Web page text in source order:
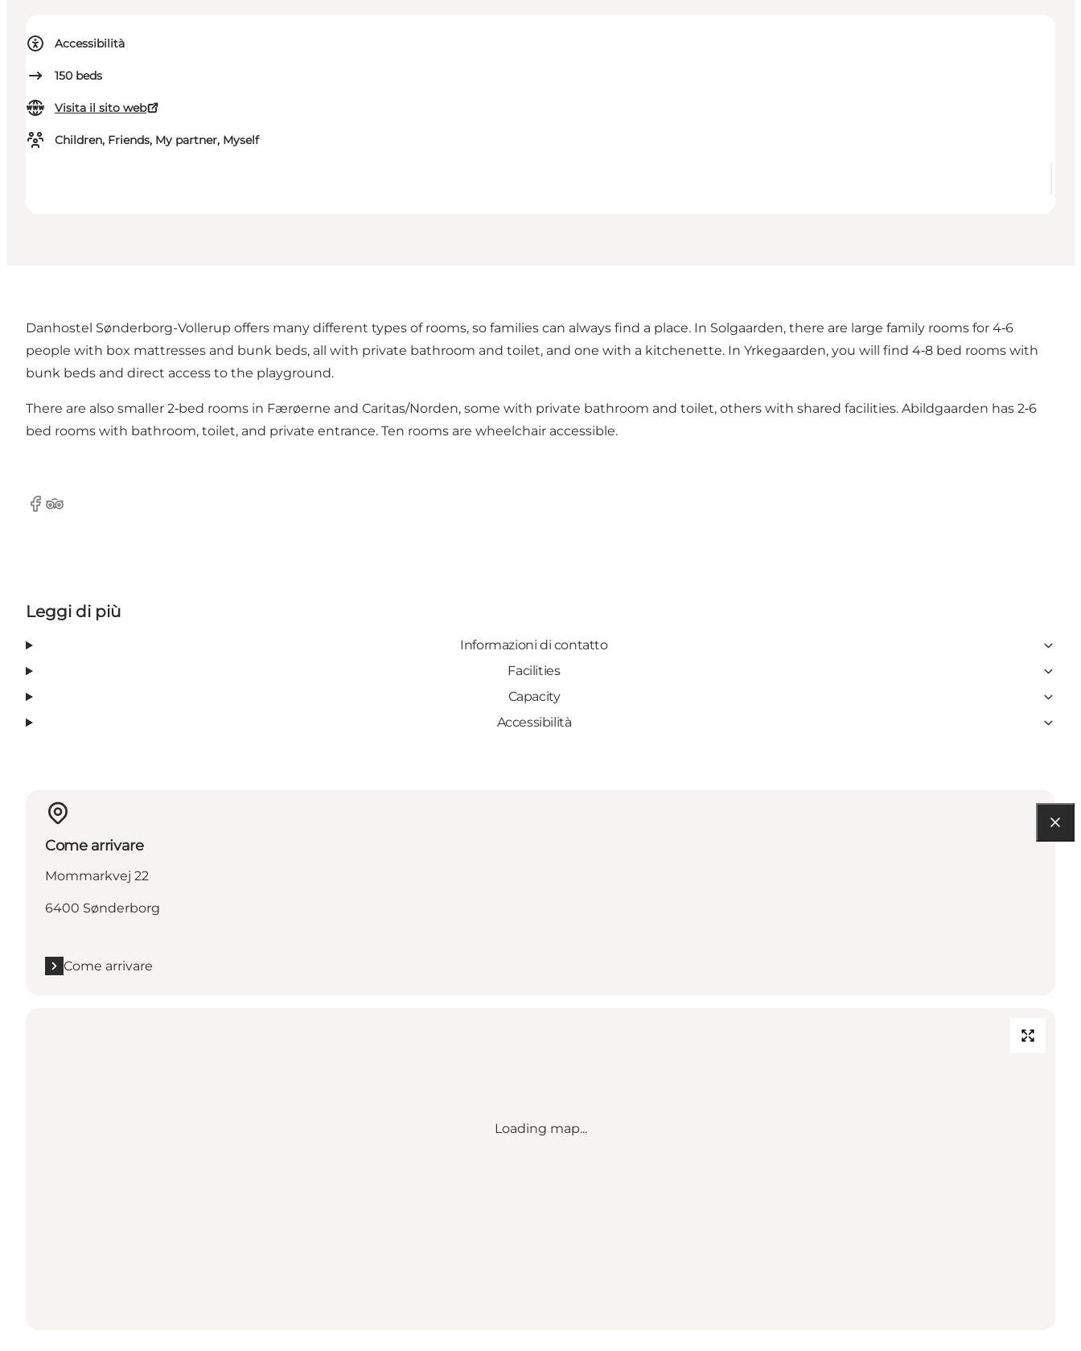
Accessibilità
150 beds
Visita il sito web
Children, Friends, My partner, Myself
Danhostel Sønderborg-Vollerup offers many different types of rooms, so families can always find a place. In Solgaarden, there are large family rooms for 4‑6
people with box mattresses and bunk beds, all with private bathroom and toilet, and one with a kitchenette. In Yrkegaarden, you will find 4‑8 bed rooms with
bunk beds and direct access to the playground.
There are also smaller 2‑bed rooms in Færøerne and Caritas/Norden, some with private bathroom and toilet, others with shared facilities. Abildgaarden has 2‑6
bed rooms with bathroom, toilet, and private entrance. Ten rooms are wheelchair accessible.
Facebook
Tripadvisor
Leggi di più
Informazioni di contatto
Facilities
Capacity
Accessibilità
Come arrivare
Mommarkvej 22
6400 Sønderborg
Come arrivare
Loading map...